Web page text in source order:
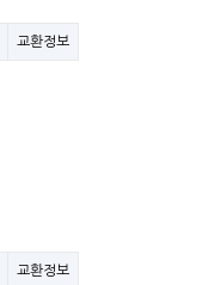
교환정보
교환정보